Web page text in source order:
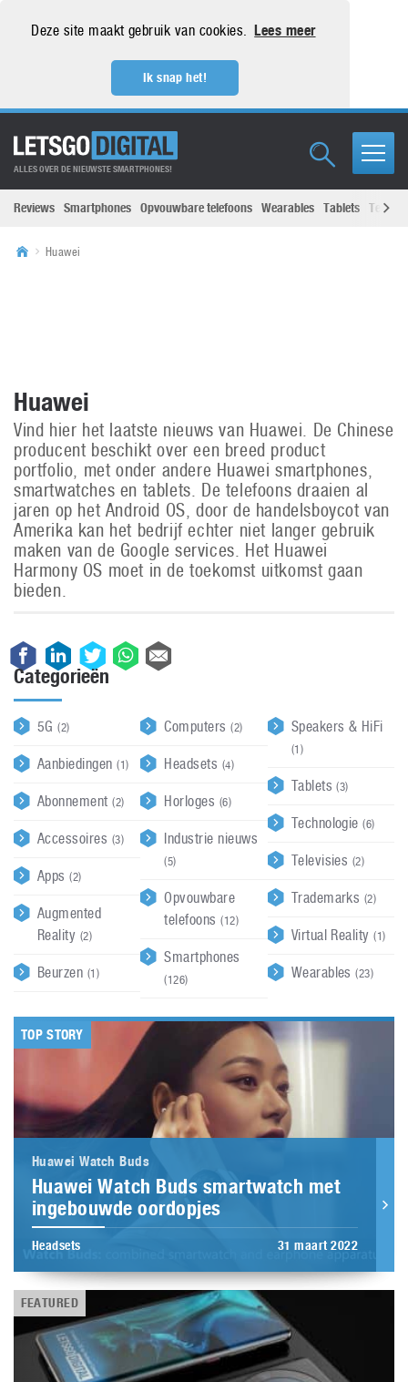
Deze site maakt gebruik van cookies. Lees meer
Ik snap het!
ALLES OVER DE NIEUWSTE SMARTPHONES!
Reviews Smartphones Opvouwbare telefoons Wearables Tablets
Huawei
Huawei
Vind hier het laatste nieuws van Huawei. De Chinese
producent beschikt over een breed product
portfolio, met onder andere Huawei smartphones,
smartwatches en tablets. De telefoons draaien al
jaren op het Android OS, door de handelsboycot van
Amerika kan het bedrijf echter niet langer gebruik
maken van de Google services. Het Huawei
Harmony OS moet in de toekomst uitkomst gaan
bieden.
Categorieën
5G(2)
Aanbiedingen(1)
Abonnement(2)
Accessoires (3)
Apps(2)
Augmented
Reality (2)
Beurzen (1)
Computers(2)
Headsets (4)
Horloges (6)
Industrie nieuws
(5)
Opvouwbare
telefoons(12)
Smartphones
(126)
Speakers & HiFi
(1)
Tablets(3)
Technologie(6)
Televisies (2)
Trademarks (2)
Virtual Reality(1)
Wearables(23)
TOP STORY
Huawei Watch Buds
Huawei Watch Buds smartwatch met
ingebouwde oordopjes
Headsets 31 maart 2022
FEATURED